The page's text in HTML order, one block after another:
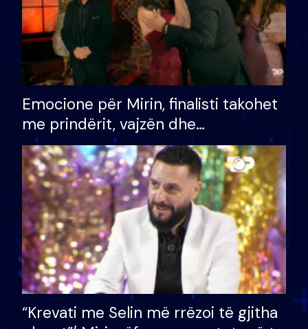
Emocione për Mirin, finalisti takohet
me prindërit, vajzën dhe
bashkëshorten: S’kemi ndonjë letër
divorci apo jo?
“Krevati me Selin më rrëzoi të gjitha